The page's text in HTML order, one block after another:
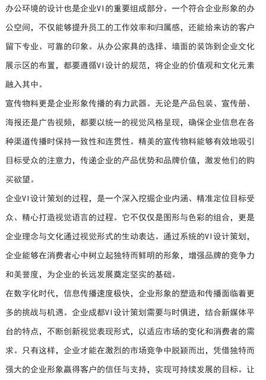
办公环境的设计也是企业VI的重要组成部分。一个符合企业形象的办
公空间，不仅能够提升员工的工作效率和归属感，还能给来访的客户
留下专业、可靠的印象。从办公家具的选择、墙面的装饰到企业文化
展示区的布置，都要遵循VI设计的规范，将企业的价值观和文化元素
融入其中。
宣传物料更是企业形象传播的有力武器。无论是产品包装、宣传册、
海报还是广告视频，都要以统一的视觉风格呈现，确保企业信息在各
种渠道传播时保持一致性和连贯性。精美的宣传物料能够有效地吸引
目标受众的注意力，传递企业的产品优势和品牌价值，激发他们的购
买欲望。
企业VI设计策划的过程，是一个深入挖掘企业内涵、精准定位目标受
众、精心打造视觉语言的过程。它不仅仅是图形与色彩的组合，更是
企业理念与文化通过视觉形式的生动表达。通过系统的VI设计策划，
企业能够在消费者心中树立起独特而鲜明的形象，增强品牌的竞争力
和美誉度，为企业的长远发展奠定坚实的基础。
在数字化时代，信息传播速度极快，企业形象的塑造和传播面临着更
多的挑战与机遇。企业成都VI设计策划需要与时俱进，结合新媒体平
台的特点，不断创新视觉表现形式，以适应市场的变化和消费者的需
求。只有这样，企业才能在激烈的市场竞争中脱颖而出，凭借独特而
强大的企业形象赢得客户的信任与支持，实现可持续发展的目标。让